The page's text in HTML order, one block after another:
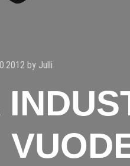
by Julli